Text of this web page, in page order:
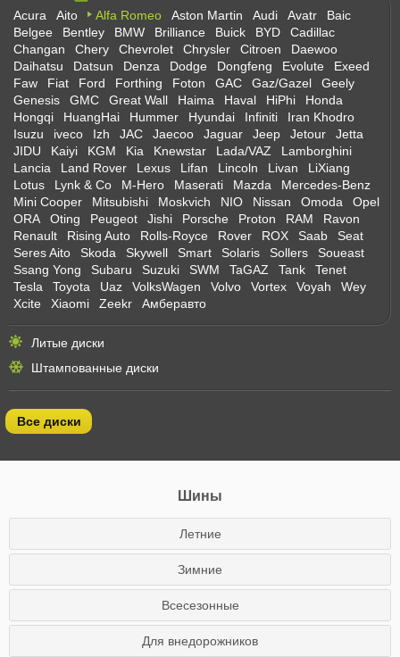
Acura Aito Alfa Romeo Aston Martin Audi Avatr
Baic
Belgee
Bentley BMW Brilliance Buick BYD
Cadillac
Changan
Chery Chevrolet Chrysler Citroen
Daewoo
Daihatsu
Datsun Denza Dodge Dongfeng Evolute
Exeed
Faw
Fiat Ford Forthing Foton GAC Gaz/Gazel
Geely
Genesis
GMC Great Wall Haima Haval HiPhi
Honda
Hongqi
HuangHai Hummer Hyundai Infiniti
Iran Khodro
Isuzu
iveco Izh JAC Jaecoo Jaguar Jeep Jetour
Jetta
JIDU
Kaiyi KGM Kia Knewstar Lada/VAZ
Lamborghini
Lancia
Land Rover Lexus Lifan Lincoln Livan
LiXiang
Lotus
Lynk & Co M-Hero Maserati Mazda
Mercedes-Benz
Mini Cooper
Mitsubishi Moskvich NIO Nissan Omoda
Opel
ORA
Oting Peugeot Jishi Porsche Proton RAM
Ravon
Renault
Rising Auto Rolls-Royce Rover ROX Saab
Seat
Seres Aito
Skoda Skywell Smart Solaris Sollers
Soueast
Ssang Yong
Subaru Suzuki SWM TaGAZ Tank
Tenet
Tesla
Toyota Uaz VolksWagen Volvo Vortex Voyah
Wey
Xcite
Xiaomi Zeekr Амберавто
Литые диски
Штампованные диски
Все диски
Шины
Летние
Зимние
Всесезонные
Для внедорожников